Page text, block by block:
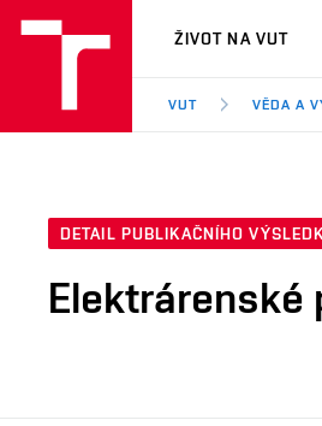
VUT
ŽIVOT NA VUT
VUT VĚDA A
DETAIL PUBLIKAČNÍHO
Elektrárenské